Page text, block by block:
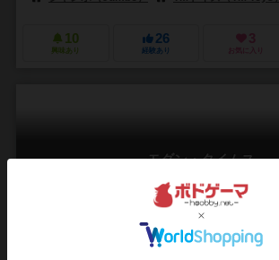
10
興味あり
26
経験あり
3
お気に入り
モダン・タイムス